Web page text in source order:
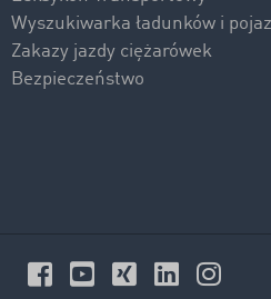
Wyszukiwarka ładunków i
Zakazy jazdy ciężarówek
Bezpieczeństwo